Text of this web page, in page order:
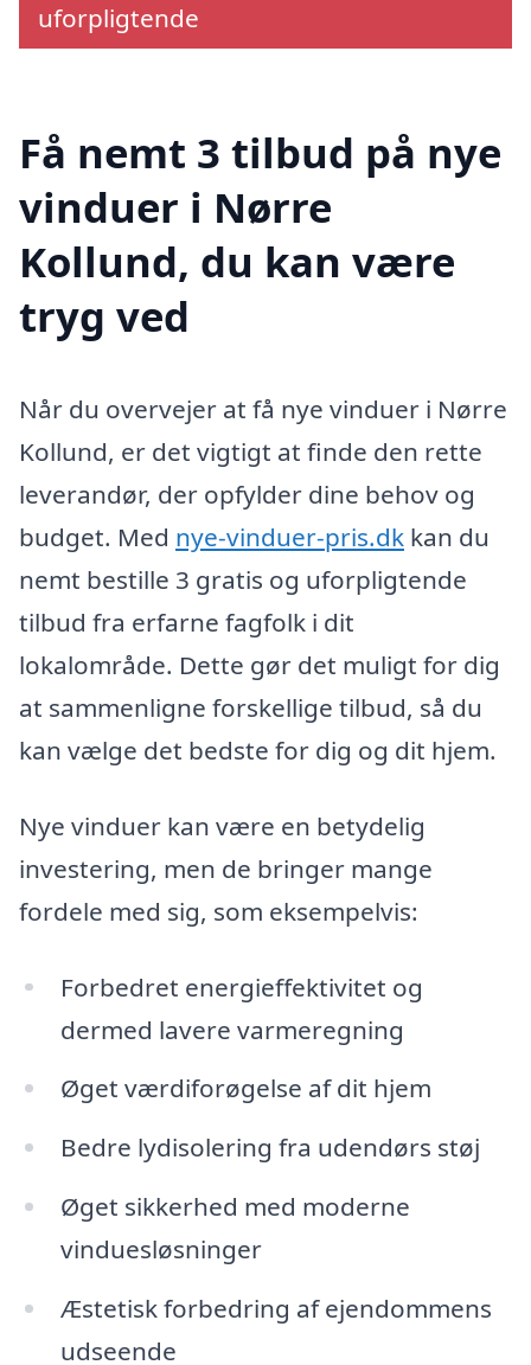
uforpligtende
Få nemt 3 tilbud på nye
vinduer i Nørre
Kollund, du kan være
tryg ved
Når du overvejer at få nye vinduer i Nørre
Kollund, er det vigtigt at finde den rette
leverandør, der opfylder dine behov og
budget. Med nye-vinduer-pris.dk kan du
nemt bestille 3 gratis og uforpligtende
tilbud fra erfarne fagfolk i dit
lokalområde. Dette gør det muligt for dig
at sammenligne forskellige tilbud, så du
kan vælge det bedste for dig og dit hjem.
Nye vinduer kan være en betydelig
investering, men de bringer mange
fordele med sig, som eksempelvis:
Forbedret energieffektivitet og
dermed lavere varmeregning
Øget værdiforøgelse af dit hjem
Bedre lydisolering fra udendørs støj
Øget sikkerhed med moderne
vinduesløsninger
Æstetisk forbedring af ejendommens
udseende